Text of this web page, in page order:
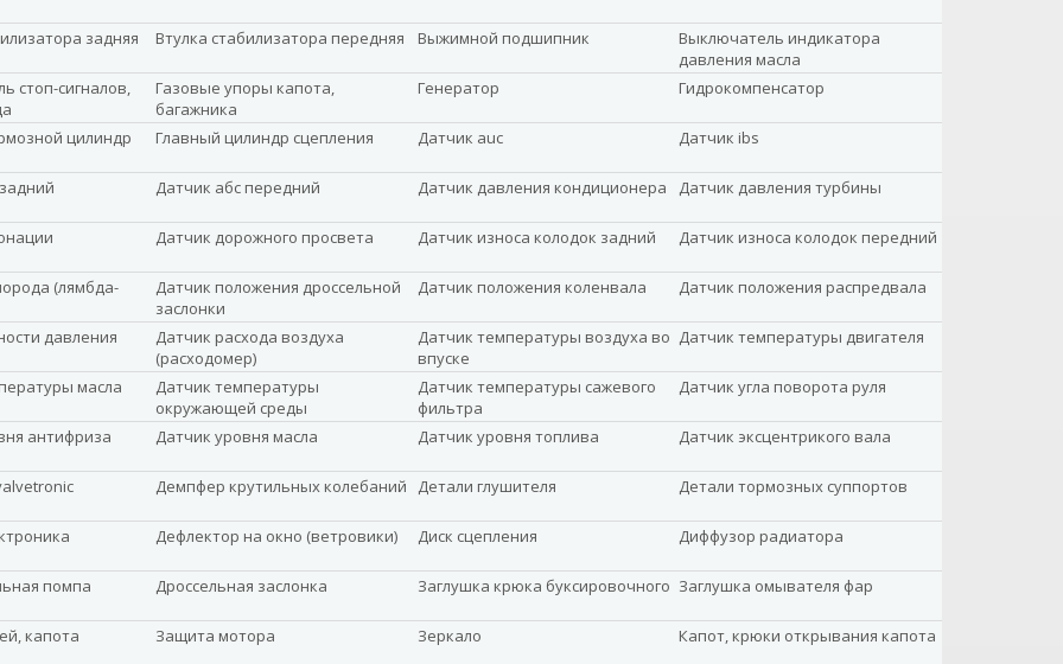
задняя Втулка стабилизатора передняя Выжимной подшипник
Выключатель индикатора
давления масла
стоп-сигналов,
Газовые упоры капота,
багажника
Генератор Гидрокомпенсатор
цилиндр Главный цилиндр сцепления Датчик auc Датчик ibs
Датчик абс передний Датчик давления кондиционера Датчик давления турбины
Датчик дорожного просвета Датчик износа колодок задний Датчик износа колодок передний
(лямбда-
Датчик положения дроссельной
заслонки
Датчик положения коленвала Датчик положения распредвала
давления
Датчик расхода воздуха
(расходомер)
Датчик температуры воздуха во
впуске
Датчик температуры двигателя
масла
Датчик температуры
окружающей среды
Датчик температуры сажевого
фильтра
Датчик угла поворота руля
антифриза Датчик уровня масла Датчик уровня топлива Датчик эксцентрикого вала
Демпфер крутильных колебаний Детали глушителя Детали тормозных суппортов
Дефлектор на окно (ветровики) Диск сцепления Диффузор радиатора
помпа Дроссельная заслонка Заглушка крюка буксировочного Заглушка омывателя фар
капота Защита мотора Зеркало Капот, крюки открывания капота